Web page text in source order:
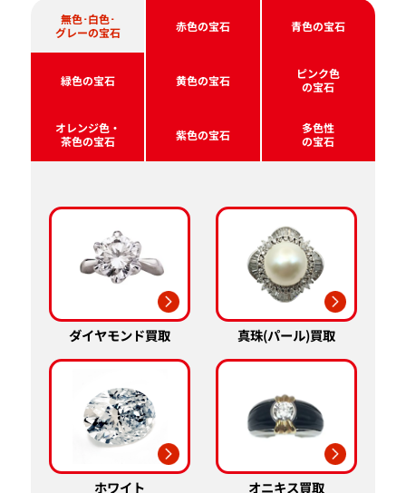
無色･白色･
グレーの宝石
赤色の宝石 青色の宝石
緑色の宝石 黄色の宝石
ピンク色
の宝石
オレンジ色・
茶色の宝石
紫色の宝石
多色性
の宝石
ダイヤモンド買取 真珠(パール)買取
ホワイト オニキス買取